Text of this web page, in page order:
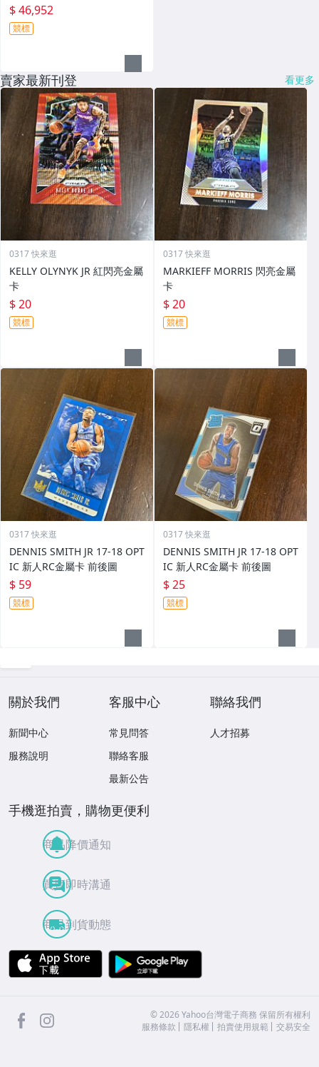
$ 46,952
競標
賣家最新刊登 看更多
0317 快來逛
KELLY OLYNYK JR 紅閃亮金屬
卡
$ 20
競標
0317 快來逛
MARKIEFF MORRIS 閃亮金屬
卡
$ 20
競標
0317 快來逛
DENNIS SMITH JR 17-18 OPT
IC 新人RC金屬卡 前後圖
$ 59
競標
0317 快來逛
DENNIS SMITH JR 17-18 OPT
IC 新人RC金屬卡 前後圖
$ 25
競標
關於我們
新聞中心
服務說明
客服中心
常見問答
聯絡客服
最新公告
聯絡我們
人才招募
手機逛拍賣，購物更便利
商品降價通知
買賣即時溝通
商品到貨動態
APP Store
facebook ©2026 Yahoo台灣電子商務 保留所有權利
服務條款
隱私權 拍賣使用規範 交易安全